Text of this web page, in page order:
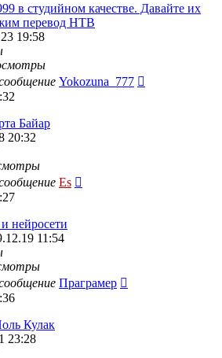
в студийном качестве. Давайте их
перевод НТВ
19:58
Yokozuna_777
Байар
20:32
Es
нейросети
11:54
Праграмер
Кулак
23:28